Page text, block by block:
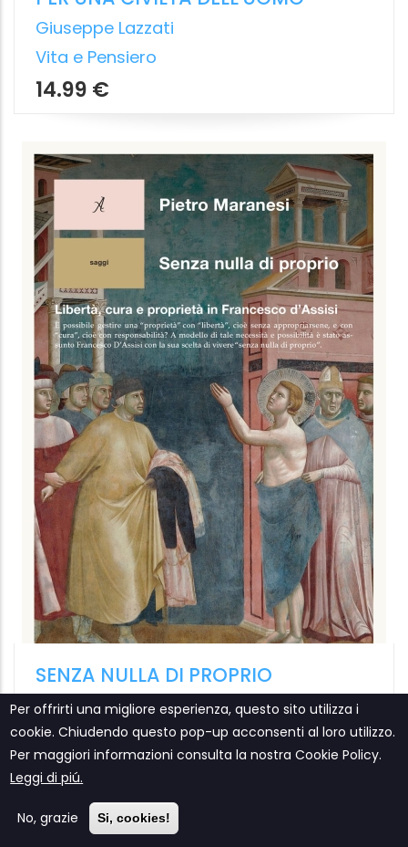
AMARE DALL'INIZIO
Yarona Pinhas
Da9,99 €
I PERICOLI
Roberto
Da9,99 €
Per offrirti una migliore esperienza, questo sito utilizza i
cookie. Chiudendo questo pop-up acconsenti al loro utilizzo.
Per maggiori informazioni consulta la nostra Cookie Policy.
Leggi di piú.
No, grazie Si, cookies!